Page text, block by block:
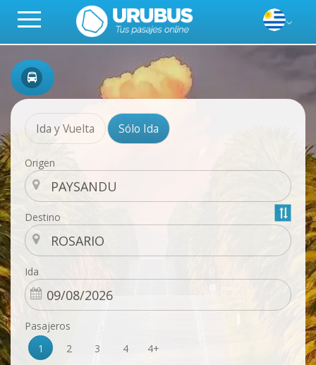
Ida y Vuelta Sólo Ida
Origen
Destino
Ida
Pasajeros
1
2 3 4 4+